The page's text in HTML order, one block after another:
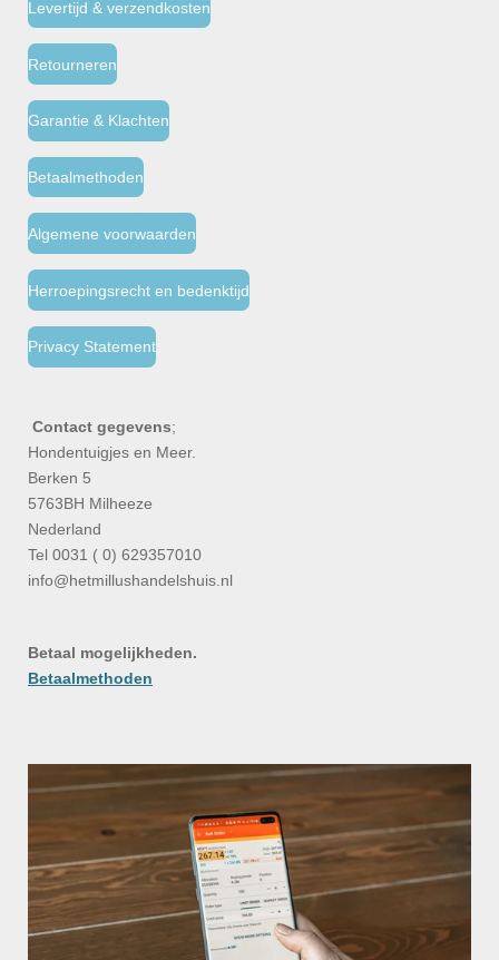
Levertijd & verzendkosten
Retourneren
Garantie & Klachten
Betaalmethoden
Algemene voorwaarden
Herroepingsrecht en bedenktijd
Privacy Statement
Contact gegevens;
Hondentuigjes en Meer.
Berken 5
5763BH Milheeze
Nederland
Tel 0031 ( 0) 629357010
info@hetmillushandelshuis.nl
Betaal mogelijkheden.
Betaalmethoden